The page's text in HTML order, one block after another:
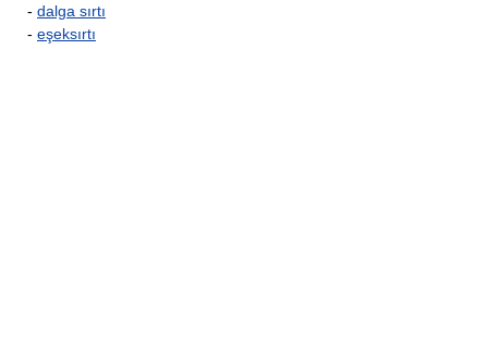
- dalga sırtı
- eşeksırtı